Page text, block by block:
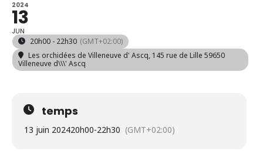
2024
13
JUN
20h00 - 22h30 (GMT+02:00)
Les orchidées de Villeneuve d' Ascq, 145 rue de Lille 59650
Villeneuve d\\\' Ascq
temps
13 juin 202420h00-22h30 (GMT+02:00)